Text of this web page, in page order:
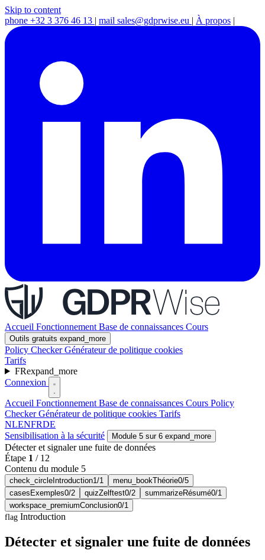
Skip to content
phone +32 3 376 46 13 | mail sales@gdprwise.eu | À propos |
Accueil Fonctionnement Base de connaissances Cours
Outils gratuits expand_more
Policy CheckerGénérateur de politique cookies
Tarifs
FRexpand_more
Connexion
Accueil Fonctionnement Base de connaissances Cours Policy
CheckerGénérateur de politique cookies Tarifs
NLENFRDE
Sensibilisation à la sécurité
Module 5 sur 6 expand_more
Détecter et signaler une fuite de données
Étape 1 / 12
Contenu du module 5
check_circle Introduction1/1 menu_bookThéorie0/5
cases Exemples0/2 quizZelftest0/2 summarizeRésumé0/1
workspace_premiumConclusion0/1
flag Introduction
Détecter et signaler une fuite de données